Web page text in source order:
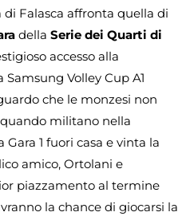
di Falasca affronta quella di
della Serie dei Quarti di
accesso alla
Volley Cup A1
che le monzesi non
militano nella
1 fuori casa e vinta la
amico, Ortolani e
piazzamento al termine
la chance di giocarsi la